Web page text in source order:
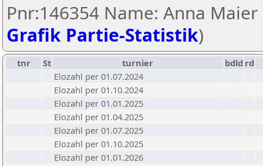
Pnr:146354 Name: Anna Maier
Grafik Partie-Statistik)
tnr St turnier bdld rd
Elozahl per 01.07.2024
Elozahl per 01.10.2024
Elozahl per 01.01.2025
Elozahl per 01.04.2025
Elozahl per 01.07.2025
Elozahl per 01.10.2025
Elozahl per 01.01.2026